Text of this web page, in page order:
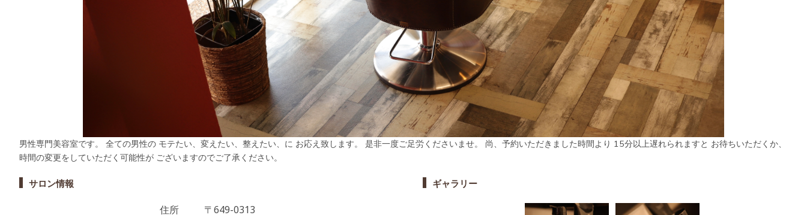
男性専門美容室です。 全ての男性の モテたい、変えたい、整えたい、に お応え致します。 是非一度ご足労くださいませ。 尚、予約いただきました時間より 15分以上遅れられますと お待ちいただくか、
時間の変更をしていただく可能性が ございますのでご了承ください。
ギャラリー
サロン情報
住所 〒649-0313